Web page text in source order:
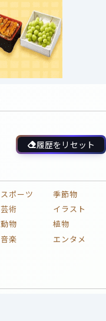
履歴をリセット
スポーツ
季節物
芸術
イラスト
動物
植物
音楽
エンタメ